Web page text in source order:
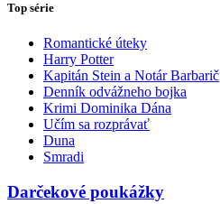
Top série
Romantické úteky
Harry Potter
Kapitán Stein a Notár Barbarič
Denník odvážneho bojka
Krimi Dominika Dána
Učím sa rozprávať
Duna
Smradi
Darčekové poukážky